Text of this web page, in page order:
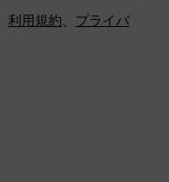
利用規約、 プライバ